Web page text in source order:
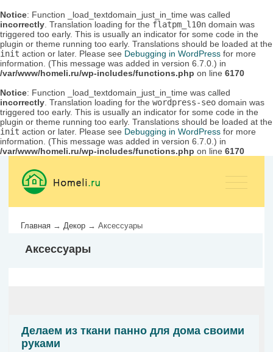
Notice: Function _load_textdomain_just_in_time was called
incorrectly . Translation loading for the flatpm_l10n domain was
triggered too early. This is usually an indicator for some code in the
plugin or theme running too early. Translations should be loaded at the
init action or later. Please see Debugging in WordPress for more
information. (This message was added in version 6.7.0.) in
/var/www/homeli.ru/wp-includes/functions.php on line 6170
Notice: Function _load_textdomain_just_in_time was called
incorrectly . Translation loading for the wordpress-seo domain was
triggered too early. This is usually an indicator for some code in the
plugin or theme running too early. Translations should be loaded at the
init action or later. Please see Debugging in WordPress for more
information. (This message was added in version 6.7.0.) in
/var/www/homeli.ru/wp-includes/functions.php on line 6170
Главная → Декор → Аксессуары
Аксессуары
Делаем из ткани панно для дома своими
руками